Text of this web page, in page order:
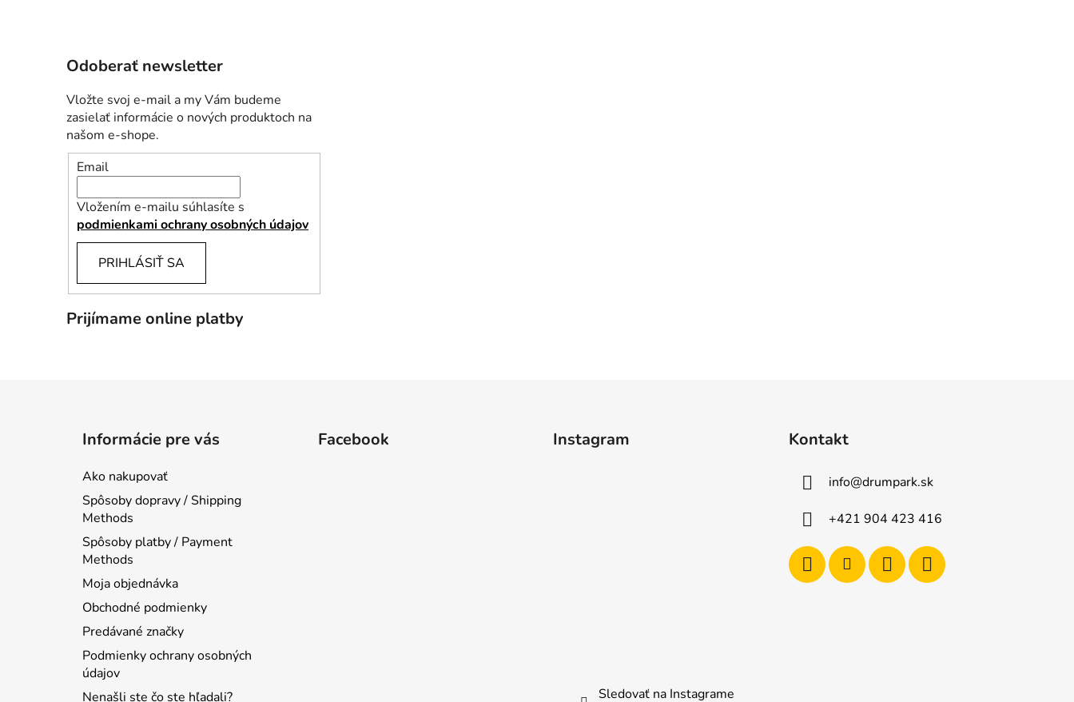
Odoberať newsletter
Vložte svoj e-mail a my Vám budeme
zasielať informácie o nových produktoch na
našom e-shope.
Email
Vložením e-mailu súhlasíte s
podmienkami ochrany osobných údajov
PRIHLÁSIŤ SA
Prijímame online platby
Informácie pre vás
Ako nakupovať
Spôsoby dopravy / Shipping
Methods
Spôsoby platby / Payment
Methods
Moja objednávka
Obchodné podmienky
Predávané značky
Podmienky ochrany osobných
údajov
Nenašli ste čo ste hľadali?
Facebook Instagram
Sledovať na Instagrame
Kontakt
info@drumpark.sk
+421 904 423 416